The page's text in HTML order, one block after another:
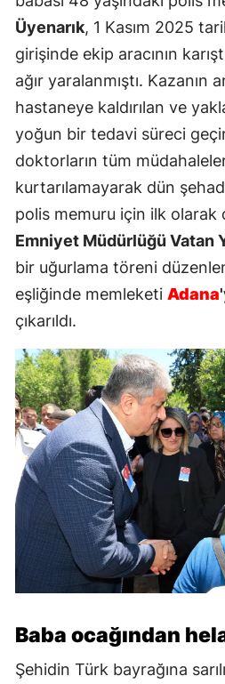
Üyenarık, 1 Kasım 2025
girişinde ekip aracının
ağır yaralanmıştı. Kazanın
hastaneye kaldırılan ve
yoğun bir tedavi süreci
doktorların tüm
kurtarılamayarak dün
polis memuru için ilk olarak
Emniyet Müdürlüğü Vatan
bir uğurlama töreni
eşliğinde memleketi Adana
çıkarıldı.
Baba ocağından
Şehidin Türk bayrağına